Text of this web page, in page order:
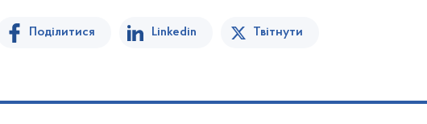
Поділитися Linkedin Твітнути